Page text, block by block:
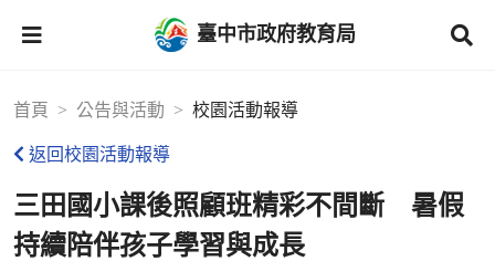
臺中市政府教育局
首頁 公告與活動 校園活動報導
返回校園活動報導
三田國小課後照顧班精彩不間斷 暑假
持續陪伴孩子學習與成長